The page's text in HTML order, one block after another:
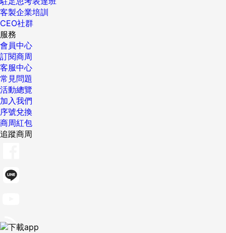
客製企業培訓
CEO社群
服務
會員中心
訂閱商周
客服中心
常見問題
活動總覽
加入我們
序號兌換
商周紅包
追蹤商周